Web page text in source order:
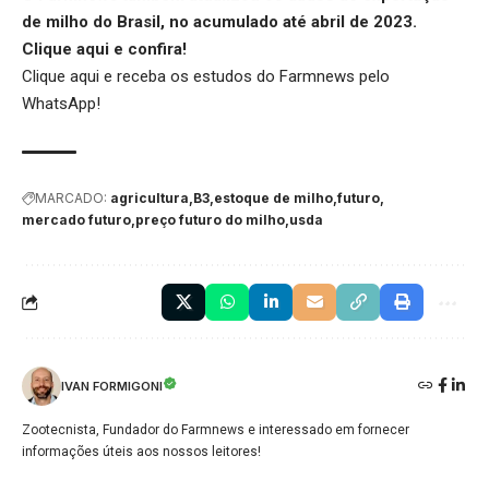
de milho do Brasil, no acumulado até abril de 2023.
Clique aqui e confira!
Clique aqui e receba os estudos do Farmnews pelo
WhatsApp!
MARCADO: agricultura B3 estoque de milho futuro
mercado futuro preço futuro do milho usda
IVAN FORMIGONI
Zootecnista, Fundador do Farmnews e interessado em fornecer
informações úteis aos nossos leitores!